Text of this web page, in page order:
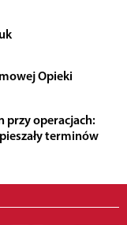
Opieki
przy operacjach:
terminów